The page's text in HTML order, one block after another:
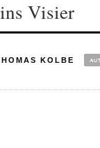
Visier
KOLBE